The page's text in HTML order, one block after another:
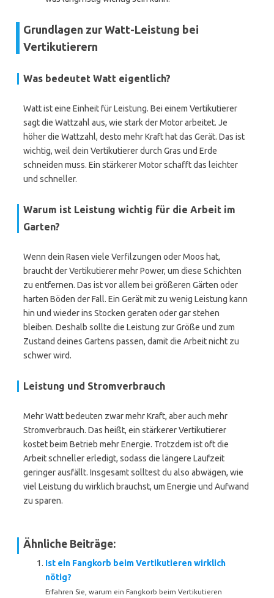
Grundlagen zur Watt-Leistung bei
Vertikutierern
Was bedeutet Watt eigentlich?
Watt ist eine Einheit für Leistung. Bei einem Vertikutierer
sagt die Wattzahl aus, wie stark der Motor arbeitet. Je
höher die Wattzahl, desto mehr Kraft hat das Gerät. Das ist
wichtig, weil dein Vertikutierer durch Gras und Erde
schneiden muss. Ein stärkerer Motor schafft das leichter
und schneller.
Warum ist Leistung wichtig für die Arbeit im
Garten?
Wenn dein Rasen viele Verfilzungen oder Moos hat,
braucht der Vertikutierer mehr Power, um diese Schichten
zu entfernen. Das ist vor allem bei größeren Gärten oder
harten Böden der Fall. Ein Gerät mit zu wenig Leistung kann
hin und wieder ins Stocken geraten oder gar stehen
bleiben. Deshalb sollte die Leistung zur Größe und zum
Zustand deines Gartens passen, damit die Arbeit nicht zu
schwer wird.
Leistung und Stromverbrauch
Mehr Watt bedeuten zwar mehr Kraft, aber auch mehr
Stromverbrauch. Das heißt, ein stärkerer Vertikutierer
kostet beim Betrieb mehr Energie. Trotzdem ist oft die
Arbeit schneller erledigt, sodass die längere Laufzeit
geringer ausfällt. Insgesamt solltest du also abwägen, wie
viel Leistung du wirklich brauchst, um Energie und Aufwand
zu sparen.
Ähnliche Beiträge:
Ist ein Fangkorb beim Vertikutieren wirklich
nötig?
Erfahren Sie, warum ein Fangkorb beim Vertikutieren